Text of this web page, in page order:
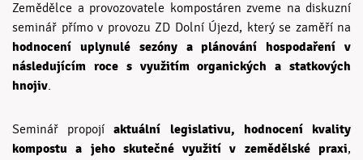
Zemědělce a provozovatele kompostáren zveme na diskuzní
seminář přímo v provozu ZD Dolní Újezd, který se zaměří na
hodnocení uplynulé sezóny a plánování hospodaření v
následujícím roce s využitím organických a statkových
hnojiv.
Seminář propojíaktuální legislativu, hodnocení kvality
kompostu a jeho skutečné využití v zemědělské praxi,